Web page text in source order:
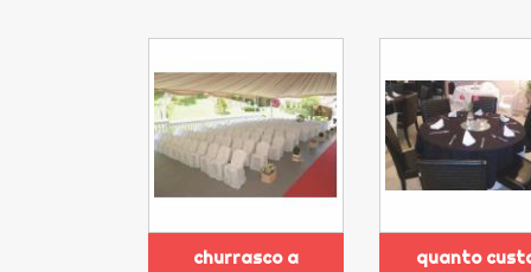
churrasco a
quanto